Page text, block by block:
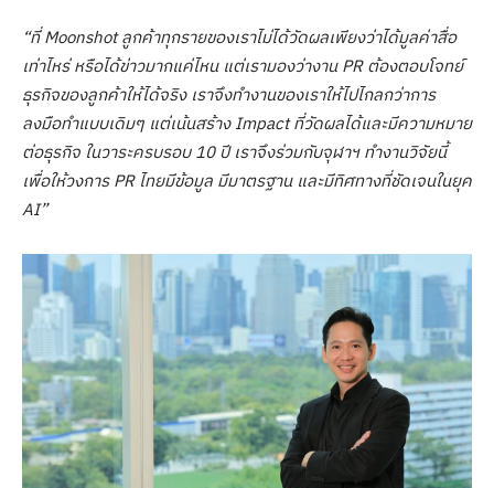
“ที่Moonshot ลูกค้าทุกรายของเราไม่ได้วัดผลเพียงว่าได้มูลค่าสื่อ
เท่าไหร่ หรือได้ข่าวมากแค่ไหน แต่เรามองว่างาน PR ต้องตอบโจทย์
ธุรกิจของลูกค้าให้ได้จริง เราจึงทำงานของเราให้ไปไกลกว่าการ
ลงมือทำแบบเดิมๆ แต่เน้นสร้าง Impact ที่วัดผลได้และมีความหมาย
ต่อธุรกิจ ในวาระครบรอบ 10 ปี เราจึงร่วมกับจุฬาฯ ทำงานวิจัยนี้
เพื่อให้วงการ PR ไทยมีข้อมูล มีมาตรฐาน และมีทิศทางที่ชัดเจนในยุค
AI”